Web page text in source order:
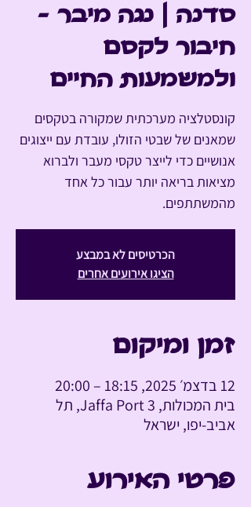
סדנה | נגה מיבר -
חיבור לקסם
ולמשמעות החיים
קונסטלציה מערכתית שמקורה בטקסים
שמאנים של שבטי הזולו, עובדת עם ייצוגים
אנושיים כדי לייצר טקסי מעבר ולברוא
מציאות בריאה יותר עבור כל אחד
מהמשתתפים.
הכרטיסים לא במבצע
הציגו אירועים אחרים
זמן ומיקום
12 בדצמ׳ 2025, 18:15 – 20:00
בית המכולות, Jaffa Port 3, תל
אביב-יפו, ישראל
פרטי האירוע